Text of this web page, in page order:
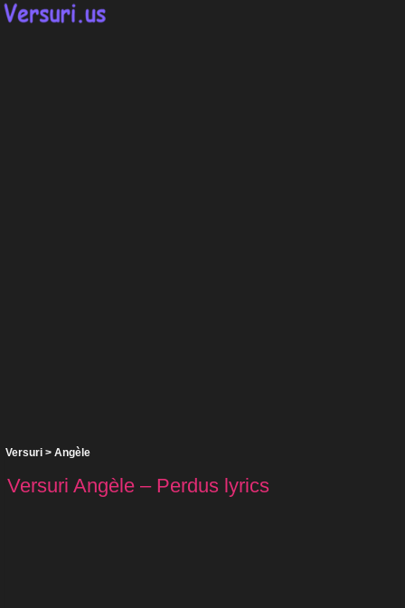
Versuri > Angèle
Versuri Angèle – Perdus lyrics